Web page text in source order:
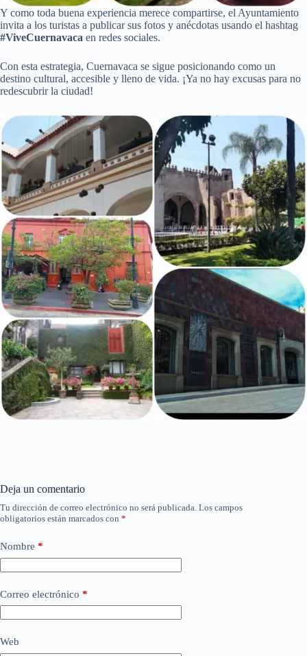
Y como toda buena experiencia merece compartirse, el Ayuntamiento
invita a los turistas a publicar sus fotos y anécdotas usando el hashtag
#ViveCuernavaca en redes sociales.
Con esta estrategia, Cuernavaca se sigue posicionando como un
destino cultural, accesible y lleno de vida. ¡Ya no hay excusas para no
redescubrir la ciudad!
Deja un comentario
Tu dirección de correo electrónico no será publicada. Los campos
obligatorios están marcados con *
Nombre *
Correo electrónico *
Web